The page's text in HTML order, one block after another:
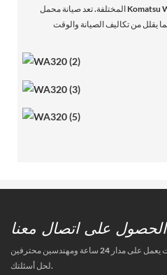
المختلفة. تعد صيانة محمل Komatsu WA320 بسيطة نسبيًا، كما يسهل
الحصول على اتصال معنا
لدينا فريق خدمة عملاء عبر الإنترنت يعمل على مدار 24 ساعة ومهندسين محترفين
لحل أسئلتك.